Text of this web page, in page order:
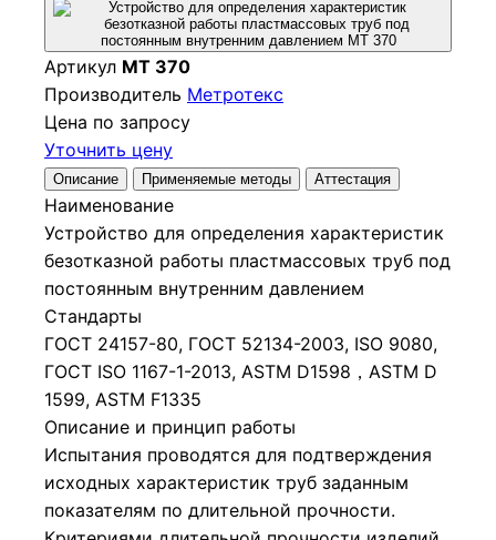
Артикул МТ 370
Производитель Метротекс
Цена по запросу
Уточнить цену
Описание Применяемые методы Аттестация
Наименование
Устройство для определения характеристик
безотказной работы пластмассовых труб под
постоянным внутренним давлением
Стандарты
ГОСТ 24157-80, ГОСТ 52134-2003, ISO 9080,
ГОСТ ISO 1167-1-2013, ASTM D1598，ASTM D
1599, ASTM F1335
Описание и принцип работы
Испытания проводятся для подтверждения
исходных характеристик труб заданным
показателям по длительной прочности.